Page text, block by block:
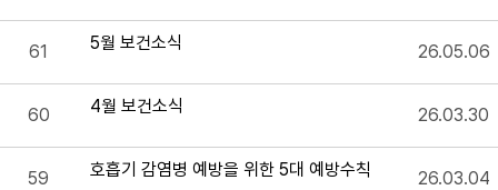
61 5월 보건소식 26.05.06
60 4월 보건소식 26.03.30
59 호흡기 감염병 예방을 위한 5대 예방수칙 26.03.04